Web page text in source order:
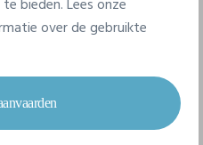
bieden. Lees onze
over de gebruikte